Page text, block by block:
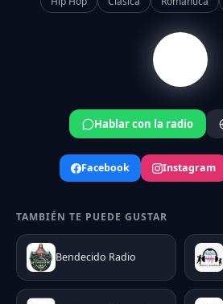
Hablar con la radio
Facebook Instagram
TAMBIÉN TE PUEDE GUSTAR
Bendecido Radio